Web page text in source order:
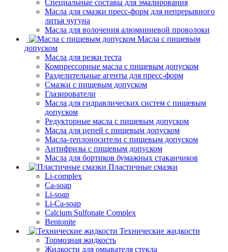
Специальные составы для эмалирования
Масла для смазки пресс-форм для непрерывного
литья чугуна
Масла для волочения алюминиевой проволоки
Масла с пищевым
допуском
Масла для резки теста
Компрессорные масла с пищевым допуском
Разделительные агенты для пресс-форм
Смазки с пищевым допуском
Глазирователи
Масла для гидравлических систем с пищевым
допуском
Редукторные масла с пищевым допуском
Масла для цепей с пищевым допуском
Масла-теплоносители с пищевым допуском
Антифризы с пищевым допуском
Масла для бортиков бумажных стаканчиков
Пластичные смазки
Li-complex
Ca-soap
Li-soap
Li-Ca-soap
Calcium Sulfonate Complex
Bentonite
Технические жидкости
Тормозная жидкость
Жидкости для омывателя стекла